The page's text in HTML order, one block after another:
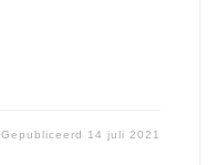
Gepubliceerd 14 juli 2021